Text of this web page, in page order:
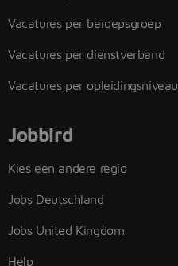
Vacatures per beroepsgroep
Vacatures per dienstverband
Vacatures per opleidingsniveau
Jobbird
Kies een andere regio
Jobs Deutschland
Jobs United Kingdom
Help